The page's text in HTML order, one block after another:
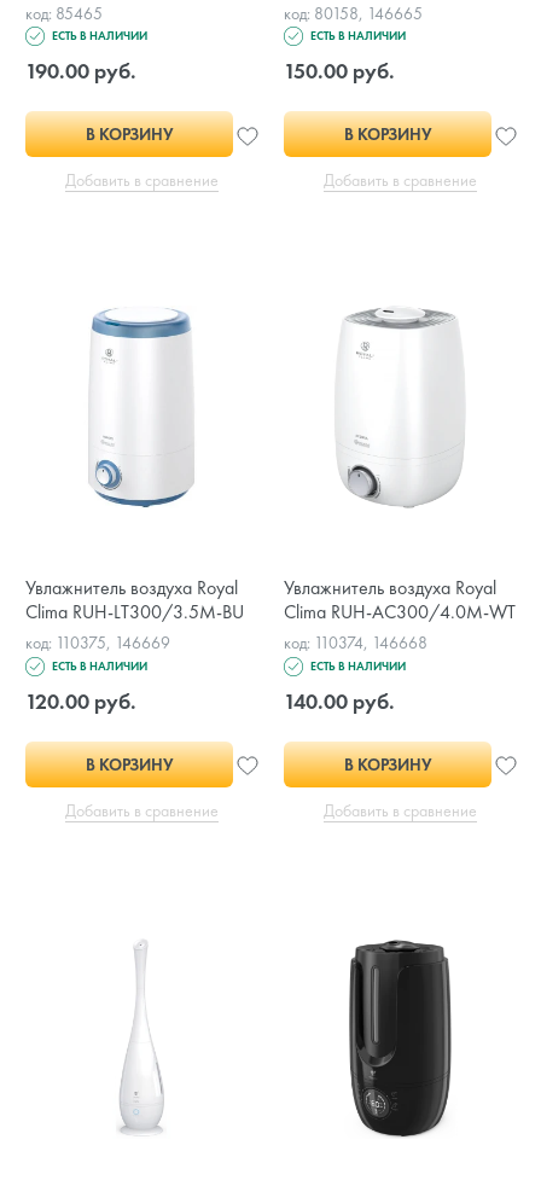
код: 85465
ЕСТЬ В НАЛИЧИИ
190.00 руб.
В КОРЗИНУ
Добавить в сравнение
код: 80158, 146665
ЕСТЬ В НАЛИЧИИ
150.00 руб.
В КОРЗИНУ
Добавить в сравнение
Увлажнитель воздуха Royal
Clima RUH-LT300/3.5M-BU
код: 110375, 146669
ЕСТЬ В НАЛИЧИИ
120.00 руб.
В КОРЗИНУ
Добавить в сравнение
Увлажнитель воздуха Royal
Clima RUH-AC300/4.0M-WT
код: 110374, 146668
ЕСТЬ В НАЛИЧИИ
140.00 руб.
В КОРЗИНУ
Добавить в сравнение